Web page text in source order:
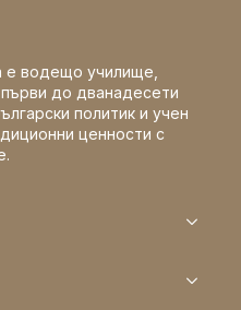
е водещо училище,
до дванадесети
политик и учен
ценности с